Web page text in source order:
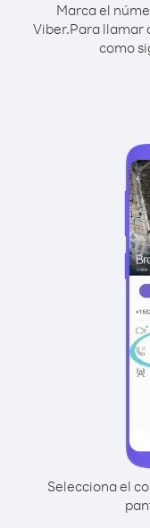
Marca el
Viber.Para llamar
como
Selecciona el